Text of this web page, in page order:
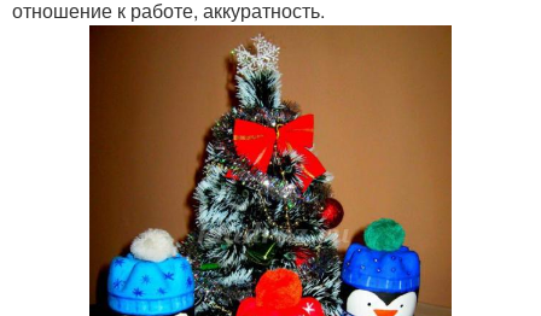
отношение к работе, аккуратность.